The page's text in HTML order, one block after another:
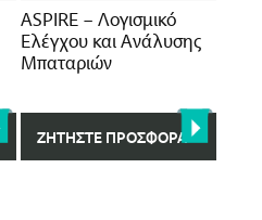
ASPIRE – Λογισμικό
Ελέγχου και Ανάλυσης
Μπαταριών
ΖΗΤΉΣΤΕ ΠΡΟΣΦΟΡΆ